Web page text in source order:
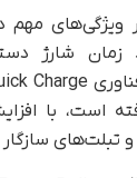
ویژگی‌های مهم
شارژ
است، با
سازگار